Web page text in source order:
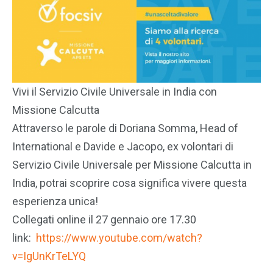
Vivi il Servizio Civile Universale in India con
Missione Calcutta
Attraverso le parole di Doriana Somma, Head of
International e Davide e Jacopo, ex volontari di
Servizio Civile Universale per Missione Calcutta in
India, potrai scoprire cosa significa vivere questa
esperienza unica!
Collegati online il 27 gennaio ore 17.30
link: https://www.youtube.com/watch?
v=IgUnKrTeLYQ